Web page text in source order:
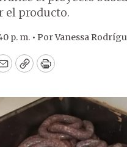
producto.
p. m. • PorVanessa
EmailCopyPrint